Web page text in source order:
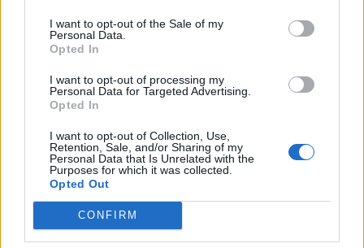
I want to opt-out of the Sale of my
Personal Data.
Opted In
I want to opt-out of processing my
Personal Data for Targeted Advertising.
Opted In
I want to opt-out of Collection, Use,
Retention, Sale, and/or Sharing of my
Personal Data that Is Unrelated with the
Purposes for which it was collected.
Opted Out
CONFIRM
Αθήνα: Πως ένα τελεσίγραφο τον έφτασε στο
07/08/2026 12:29